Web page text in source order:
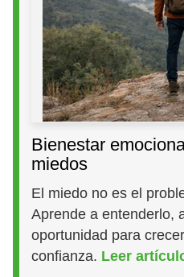
Bienestar
miedos
El miedo no es el
Aprende a entenderlo,
oportunidad para
confianza. Leer